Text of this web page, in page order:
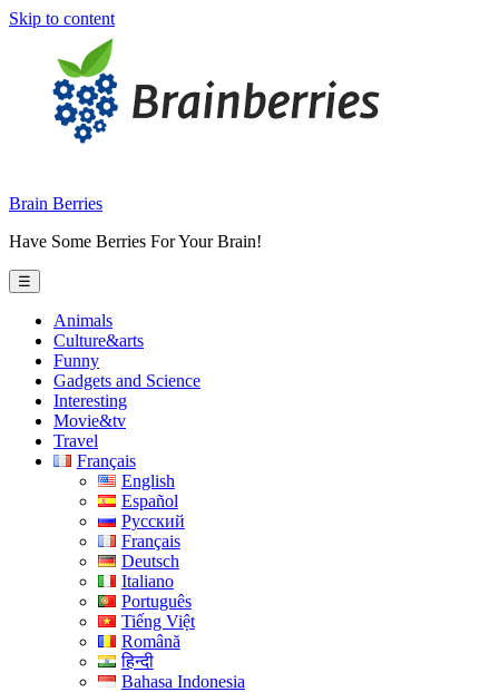
Skip to content
Brain Berries
Have Some Berries For Your Brain!
☰
Animals
Culture&arts
Funny
Gadgets and Science
Interesting
Movie&tv
Travel
Français
English
Español
Русский
Français
Deutsch
Italiano
Português
Tiếng Việt
Română
हिन्दी
Bahasa Indonesia